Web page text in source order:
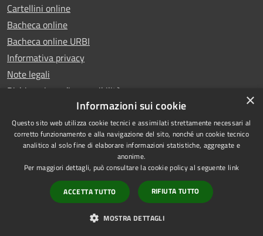
Cartellini online
Bacheca online
Bacheca online URBI
Informativa privacy
Note legali
Dichiarazione di accessibilità
RSS
Accessibilità
Copyright © 2025 Comune di
Ariano Irpino
Powered byMunicipium
Accesso redazione
×
Informazioni sui cookie
Questo sito web utilizza cookie tecnici e assimilati strettamente necessari al
corretto funzionamento e alla navigazione del sito, nonché un cookie tecnico
analitico al solo fine di elaborare informazioni statistiche, aggregate e
anonime.
Per maggiori dettagli, può consultare la cookie policy al seguente link
ACCETTA TUTTO RIFIUTA TUTTO
MOSTRA DETTAGLI